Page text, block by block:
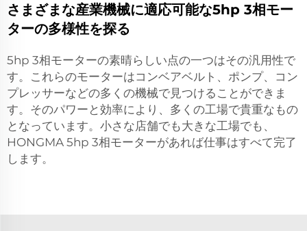
さまざまな産業機械に適応可能な5hp 3相モー
ターの多様性を探る
5hp 3相モーターの素晴らしい点の一つはその汎用性で
す。これらのモーターはコンベアベルト、ポンプ、コン
プレッサーなどの多くの機械で見つけることができま
す。そのパワーと効率により、多くの工場で貴重なもの
となっています。小さな店舗でも大きな工場でも、
HONGMA 5hp 3相モーターがあれば仕事はすべて完了
します。